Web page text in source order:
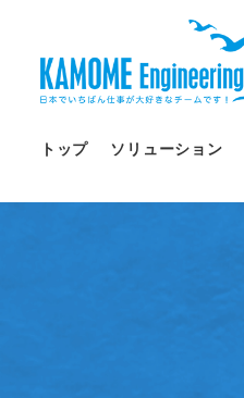
トップ ソリューション